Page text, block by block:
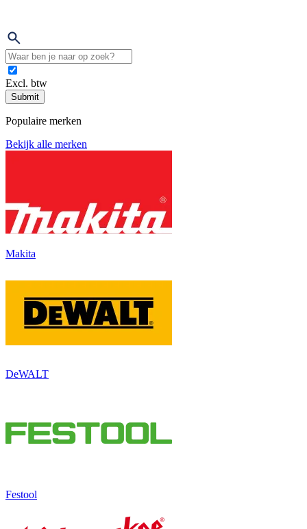
Excl. btw
Submit
Populaire merken
Bekijk alle merken
Makita
DeWALT
Festool